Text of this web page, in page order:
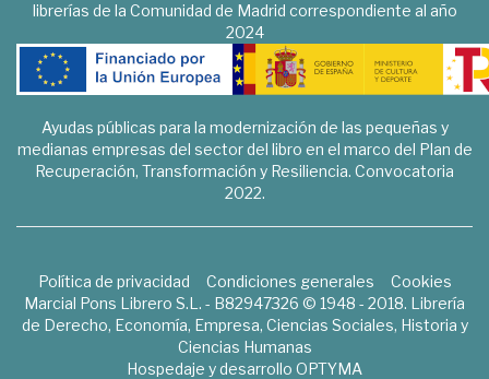
librerías de la Comunidad de Madrid correspondiente al año
2024
Ayudas públicas para la modernización de las pequeñas y
medianas empresas del sector del libro en el marco del Plan de
Recuperación, Transformación y Resiliencia. Convocatoria
2022.
Política de privacidad Condiciones generales
Cookies
Marcial Pons Librero S.L. - B82947326 © 1948 - 2018. Librería
de Derecho, Economía, Empresa, Ciencias Sociales, Historia y
Ciencias Humanas
Hospedaje y desarrollo OPTYMA